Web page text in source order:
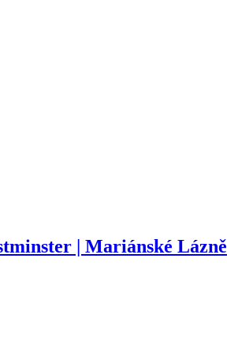
| Mariánské Lázně